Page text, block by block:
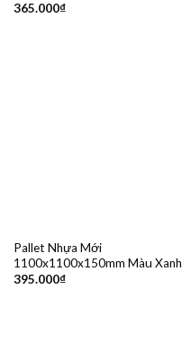
365.000₫
Pallet Nhựa Mới
1100x1100x150mm Màu Xanh
395.000₫